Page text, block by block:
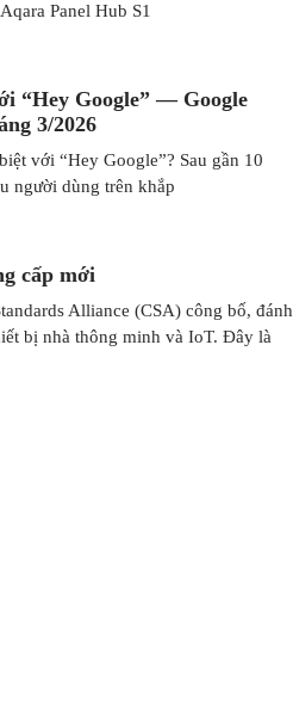
Panel Hub S1
“Hey Google” — Google
3/2026
với “Hey Google”? Sau gần 10
người dùng trên khắp
cấp mới
Alliance (CSA) công bố, đánh
bị nhà thông minh và IoT. Đây là